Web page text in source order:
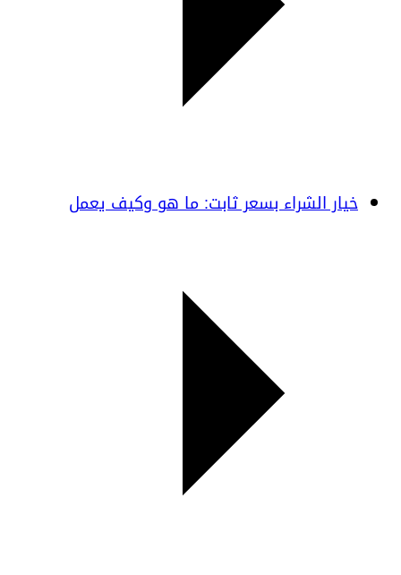
خيار الشراء بسعر ثابت: ما هو وكيف يعمل